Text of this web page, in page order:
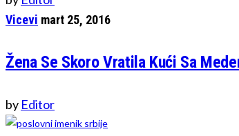
Vicevi mart 25, 2016
Žena Se Skoro Vratila Kući Sa
by Editor